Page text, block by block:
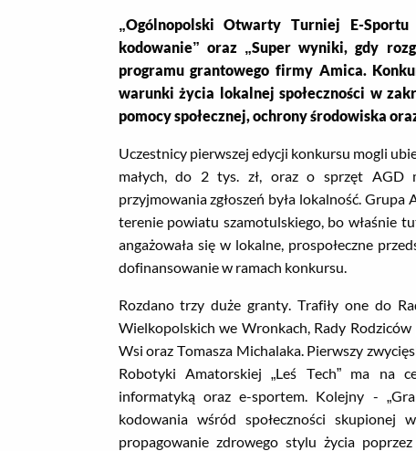
„Ogólnopolski Otwarty Turniej E-
kodowanie” oraz „Super wyniki, gdy
programu grantowego firmy Amica.
warunki życia lokalnej społeczności w
pomocy społecznej, ochrony środowiska
Uczestnicy pierwszej edycji konkursu mogli
małych, do 2 tys. zł, oraz o sprzęt AGD
przyjmowania zgłoszeń była lokalność.
terenie powiatu szamotulskiego, bo właśnie
angażowała się w lokalne, prospołeczne
dofinansowanie w ramach konkursu.
Rozdano trzy duże granty. Trafiły one do
Wielkopolskich we Wronkach, Rady
Wsi oraz Tomasza Michalaka. Pierwszy
Robotyki Amatorskiej „Leś Tech” ma na
informatyką oraz e-sportem. Kolejny -
kodowania wśród społeczności skupionej
propagowanie zdrowego stylu życia